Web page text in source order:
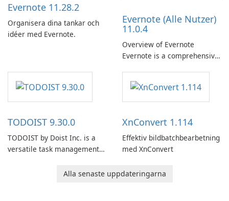
Evernote 11.28.2
Organisera dina tankar och
idéer med Evernote.
Evernote (Alle Nutzer)
11.0.4
Overview of Evernote
Evernote is a comprehensive
users capture, organize, and
access information across
TODOIST 9.30.0
TODOIST by Doist Inc. is a
versatile task management
individuals and teams
XnConvert 1.114
Effektiv bildbatchbearbetning
med XnConvert
Alla senaste uppdateringarna